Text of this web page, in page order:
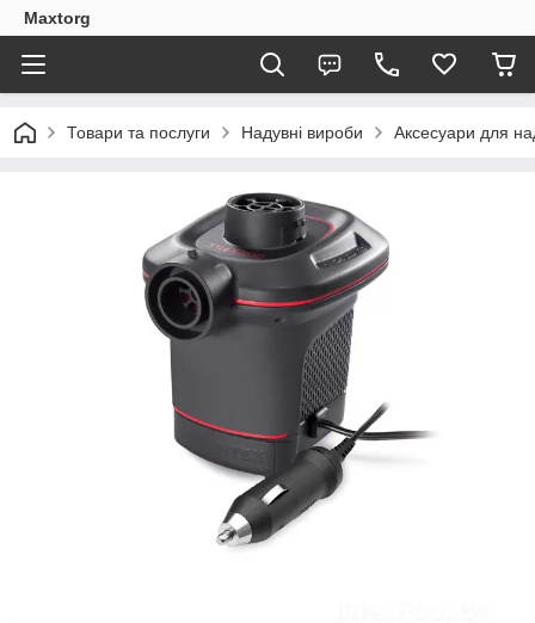
Maxtorg
Товари та послуги Надувні вироби Аксесуари для